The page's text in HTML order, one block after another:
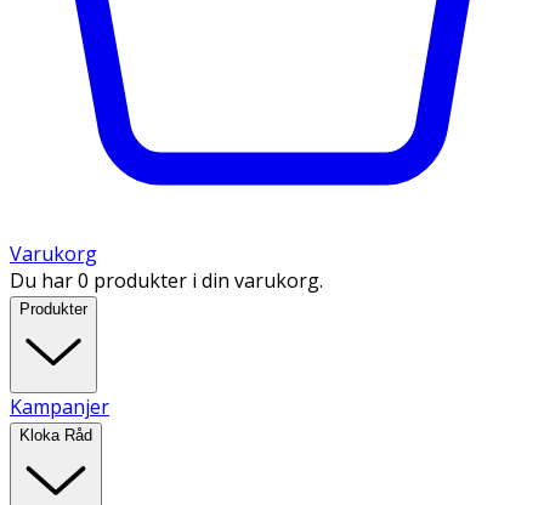
Varukorg
Du har 0 produkter i din varukorg.
Produkter
Kampanjer
Kloka Råd